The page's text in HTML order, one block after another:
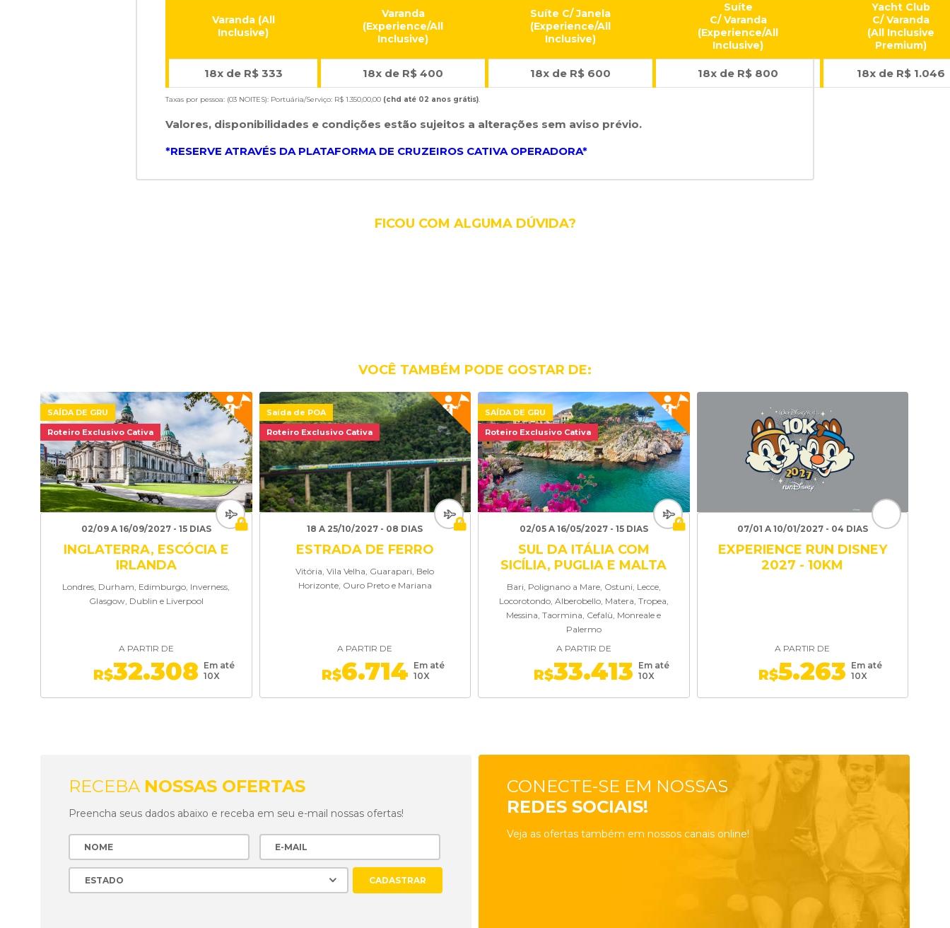
Varanda (All
Inclusive)
Varanda
(Experience/All
Inclusive)
Suíte C/ Janela
(Experience/All
Inclusive)
Suíte
C/ Varanda
(Experience/All
Inclusive)
Yacht Club
C/ Varanda
(All Inclusive
Premium)
18x de R$ 333 18x de R$ 400 18x de R$ 600 18x de R$ 800 18x de R$ 1.046
Taxas por pessoa: (03 NOITES): Portuária/Serviço: R$ 1.350,00,00 (chd até 02 anos grátis).
Valores, disponibilidades e condições estão sujeitos a alterações sem aviso prévio.
*RESERVE ATRAVÉS DA PLATAFORMA DE CRUZEIROS CATIVA OPERADORA*
FICOU COM ALGUMA DÚVIDA?
VOCÊ TAMBÉM PODE GOSTAR DE:
SAÍDA DE GRU
Roteiro Exclusivo Cativa
02/09 A 16/09/2027 - 15 DIAS
INGLATERRA, ESCÓCIA E
IRLANDA
Londres, Durham, Edimburgo, Inverness,
Glasgow, Dublin e Liverpool
A PARTIR DE
R$32.308 Em até
10X
Saída de POA
Roteiro Exclusivo Cativa
18 A 25/10/2027 - 08 DIAS
ESTRADA DE FERRO
Vitória, Vila Velha, Guarapari, Belo
Horizonte, Ouro Preto e Mariana
A PARTIR DE
R$6.714 Em até
10X
SAÍDA DE GRU
Roteiro Exclusivo Cativa
02/05 A 16/05/2027 - 15 DIAS
SUL DA ITÁLIA COM
SICÍLIA, PUGLIA E MALTA
Bari, Polignano a Mare, Ostuni, Lecce,
Locorotondo, Alberobello, Matera, Tropea,
Messina, Taormina, Cefalù, Monreale e
Palermo
A PARTIR DE
R$33.413 Em até
10X
07/01 A 10/01/2027 - 04 DIAS
EXPERIENCE RUN DISNEY
2027 - 10KM
A PARTIR DE
R$5.263 Em até
10X
RECEBA NOSSAS OFERTAS
Preencha seus dados abaixo e receba em seu e-mail nossas ofertas!
CONECTE-SE EM NOSSAS
REDES SOCIAIS!
Veja as ofertas também em nossos canais online!